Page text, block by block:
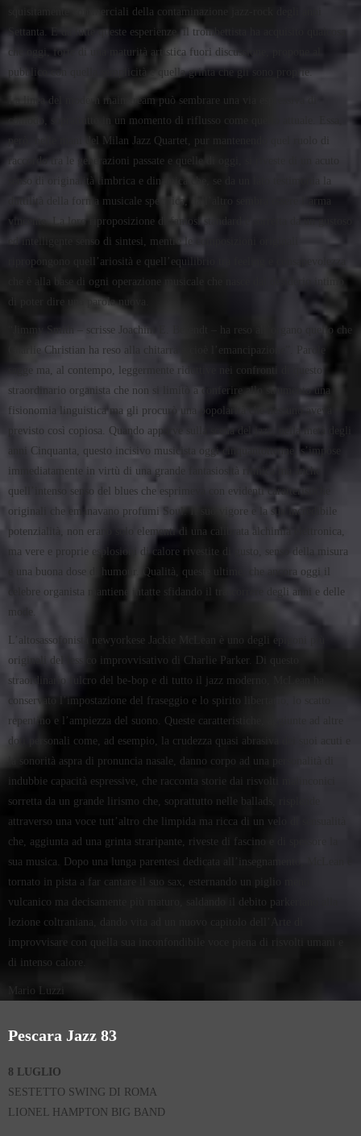
squisitamente commerciali della contaminazione jazz-rock degli anni
Settanta. E da tutte queste esperienze, il trombettista ha acquisito qualcosa
che oggi, forte di una maturità artistica fuori discussione, propone al
pubblico con quella semplicità e quella grinta che gli sono proprie.
La linea del modern mainstream può sembrare una via espressiva di
comodo, soprattutto in un momento di riflusso come quello attuale. Essa,
però, nelle mani del Milan Jazz Quartet, pur mantenendo quel ruolo di
raccordo tra le generazioni passate e quelle di oggi, si riveste di un acuto
senso di originalità timbrica e dinamica che, se da un lato testimonia la
duttilità della forma musicale specifica, dall’altro sembra essere l’arma
vincente. La loro riproposizione di famosi standard è sorretta da un gustoso
ed intelligente senso di sintesi, mentre le composizioni originali
ripropongono quell’ariosità e quell’equilibrio tra feeling e consapevolezza
che è alla base di ogni operazione musicale che nasce dal desiderio intimo
di poter dire una parola nuova.
“Jimmy Smith – scrisse Joachim E. Berendt – ha reso all’organo quello che
Charlie Christian ha reso alla chitarra e cioè l’emancipazione”. Parole
sagge ma, al contempo, leggermente riduttive nei confronti di questo
straordinario organista che non si limitò a conferire allo strumento una
fisionomia linguistica ma gli procurò una popolarità che nessuno aveva
previsto così copiosa. Quando apparve sulla scena del jazz, nella metà degli
anni Cinquanta, questo incisivo musicista oggi cinquantottenne, s’impose
immediatamente in virtù di una grande fantasiosità ritmica ma anche
quell’intenso senso del blues che esprimeva con evidenti caratteristiche
originali che emanavano profumi Soul. Il suo vigore e la sua incredibile
potenzialità, non erano solo elementi di una calibrata alchimia elettronica,
ma vere e proprie esplosioni di calore rivestite di gusto, senso della misura
e una buona dose di humour. Qualità, queste ultime, che ancora oggi il
celebre organista mantiene intatte sfidando il trascorrere degli anni e delle
mode.
L’altosassofonista newyorkese Jackie McLean è uno degli epigoni più
originali del lessico improvvisativo di Charlie Parker. Di questo
straordinario fulcro del be-bop e di tutto il jazz moderno, McLean ha
conservato l’impostazione del fraseggio e lo spirito libertario, lo scatto
repentino e l’ampiezza del suono. Queste caratteristiche, aggiunte ad altre
doti personali come, ad esempio, la crudezza quasi abrasiva dei suoi acuti e
la sonorità aspra di pronuncia nasale, danno corpo ad una personalità di
indubbie capacità espressive, che racconta storie dai risvolti malinconici
sorretta da un grande lirismo che, soprattutto nelle ballads, risplende
attraverso una voce tutt’altro che limpida ma ricca di un velo di sensualità
che, aggiunta ad una grinta straripante, riveste di fascino e di spessore la
sua musica. Dopo una lunga parentesi dedicata all’insegnamento, McLean è
tornato in pista a far cantare il suo sax, esternando un piglio meno
vulcanico ma decisamente più maturo, saldando il debito parkeriano alla
lezione coltraniana, dando vita ad un nuovo capitolo dell’Arte di
improvvisare con quella sua inconfondibile voce piena di risvolti umani e
di intenso calore.
Mario Luzzi
Pescara Jazz 83
8 LUGLIO
SESTETTO SWING DI ROMA
LIONEL HAMPTON BIG BAND